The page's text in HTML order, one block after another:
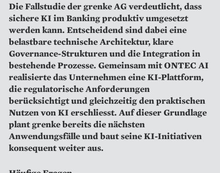
Die Fallstudie der grenke AG verdeutlicht, dass
sichere KI im Banking produktiv umgesetzt
werden kann. Entscheidend sind dabei eine
belastbare technische Architektur, klare
Governance-Strukturen und die Integration in
bestehende Prozesse. Gemeinsam mit ONTEC AI
realisierte das Unternehmen eine KI-Plattform,
die regulatorische Anforderungen
berücksichtigt und gleichzeitig den praktischen
Nutzen von KI erschliesst. Auf dieser Grundlage
plant grenke bereits die nächsten
Anwendungsfälle und baut seine KI-Initiativen
konsequent weiter aus.